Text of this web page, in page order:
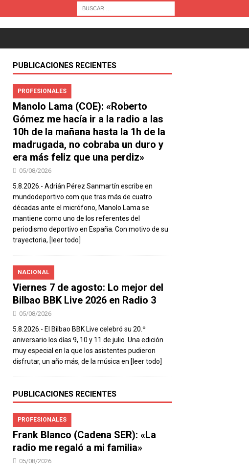
PUBLICACIONES RECIENTES
PROFESIONALES
Manolo Lama (COE): «Roberto
Gómez me hacía ir a la radio a las
10h de la mañana hasta la 1h de la
madrugada, no cobraba un duro y
era más feliz que una perdiz»
05/08/2026
5.8.2026.- Adrián Pérez Sanmartín escribe en
mundodeportivo.com que tras más de cuatro
décadas ante el micrófono, Manolo Lama se
mantiene como uno de los referentes del
periodismo deportivo en España. Con motivo de su
trayectoria, [leer todo]
NACIONAL
Viernes 7 de agosto: Lo mejor del
Bilbao BBK Live 2026 en Radio 3
05/08/2026
5.8.2026.- El Bilbao BBK Live celebró su 20.º
aniversario los días 9, 10 y 11 de julio. Una edición
muy especial en la que los asistentes pudieron
disfrutar, un año más, de la música en [leer todo]
PUBLICACIONES RECIENTES
PROFESIONALES
Frank Blanco (Cadena SER): «La
radio me regaló a mi familia»
05/08/2026